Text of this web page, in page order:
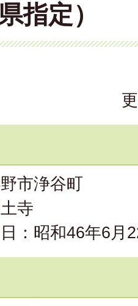
指定）
市浄谷町
寺
：昭和46年6月